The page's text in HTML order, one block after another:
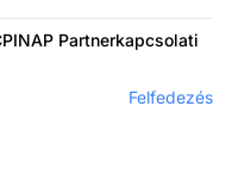
Partnerkapcsolati
Felfedezés